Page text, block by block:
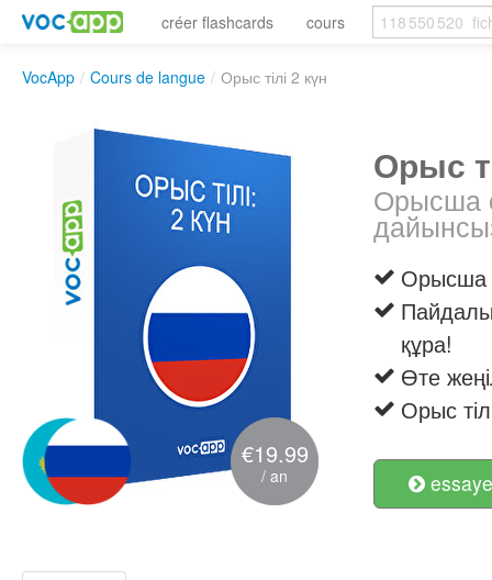
créer flashcards cours
VocApp / Cours de langue / Орыс тілі 2 күн
€19.99
/ an
Орыс
Орысша
Орысша
Пайдалы
құра!
Өте
Орыс